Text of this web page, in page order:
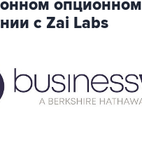
опционном
с Zai Labs